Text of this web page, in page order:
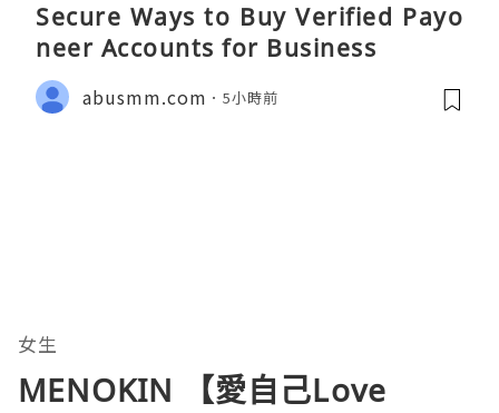
Secure Ways to Buy Verified Payo
neer Accounts for Business
abusmm.com 5小時前
女生
MENOKIN 【愛自己Love